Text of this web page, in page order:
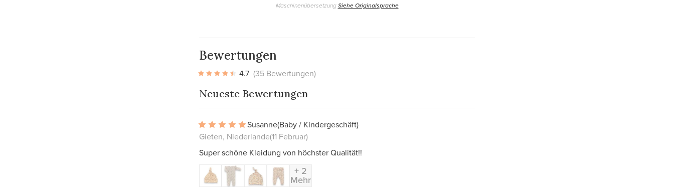
MaschinenübersetzungSiehe Originalsprache
Bewertungen
4.7 (35 Bewertungen)
Neueste Bewertungen
Susanne(Baby / Kindergeschäft)
Gieten, Niederlande(11 Februar)
Super schöne Kleidung von höchster Qualität!!
+ 2
Mehr